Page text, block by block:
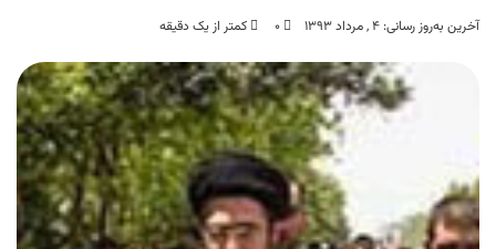
آخرین به‌روز رسانی: ۴ , مرداد ۱۳۹۳ ۰ کمتر از یک دقیقه